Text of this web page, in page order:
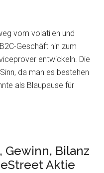
vom volatilen und
Geschäft hin zum
entwickeln. Die
da man es bestehen
als Blaupause für
Gewinn, Bilanz
Aktie